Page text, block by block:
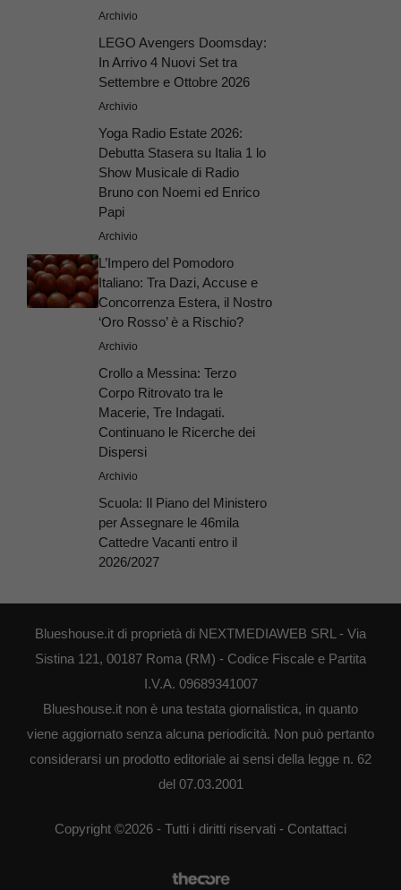
Archivio
LEGO Avengers Doomsday:
In Arrivo 4 Nuovi Set tra
Settembre e Ottobre 2026
Archivio
Yoga Radio Estate 2026:
Debutta Stasera su Italia 1 lo
Show Musicale di Radio
Bruno con Noemi ed Enrico
Papi
Archivio
L’Impero del Pomodoro
Italiano: Tra Dazi, Accuse e
Concorrenza Estera, il Nostro
‘Oro Rosso’ è a Rischio?
Archivio
Crollo a Messina: Terzo
Corpo Ritrovato tra le
Macerie, Tre Indagati.
Continuano le Ricerche dei
Dispersi
Archivio
Scuola: Il Piano del Ministero
per Assegnare le 46mila
Cattedre Vacanti entro il
2026/2027
Blueshouse.it di proprietà di NEXTMEDIAWEB SRL - Via
Sistina 121, 00187 Roma (RM) - Codice Fiscale e Partita
I.V.A. 09689341007
Blueshouse.it non è una testata giornalistica, in quanto
viene aggiornato senza alcuna periodicità. Non può pertanto
considerarsi un prodotto editoriale ai sensi della legge n. 62
del 07.03.2001
Copyright ©2026 - Tutti i diritti riservati - Contattaci